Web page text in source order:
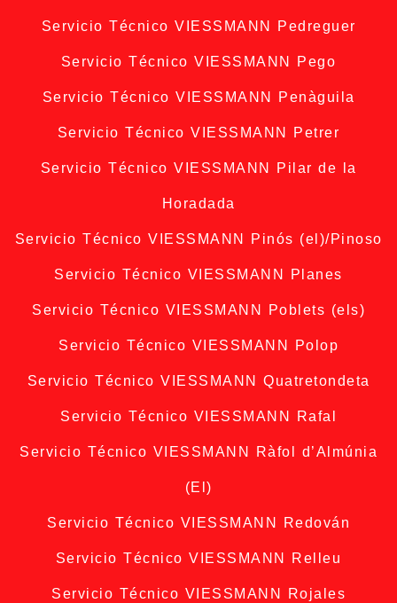
Servicio Técnico VIESSMANN Pedreguer
Servicio Técnico VIESSMANN Pego
Servicio Técnico VIESSMANN Penàguila
Servicio Técnico VIESSMANN Petrer
Servicio Técnico VIESSMANN Pilar de la
Horadada
Servicio Técnico VIESSMANN Pinós (el)/Pinoso
Servicio Técnico VIESSMANN Planes
Servicio Técnico VIESSMANN Poblets (els)
Servicio Técnico VIESSMANN Polop
Servicio Técnico VIESSMANN Quatretondeta
Servicio Técnico VIESSMANN Rafal
Servicio Técnico VIESSMANN Ràfol d’Almúnia
(El)
Servicio Técnico VIESSMANN Redován
Servicio Técnico VIESSMANN Relleu
Servicio Técnico VIESSMANN Rojales